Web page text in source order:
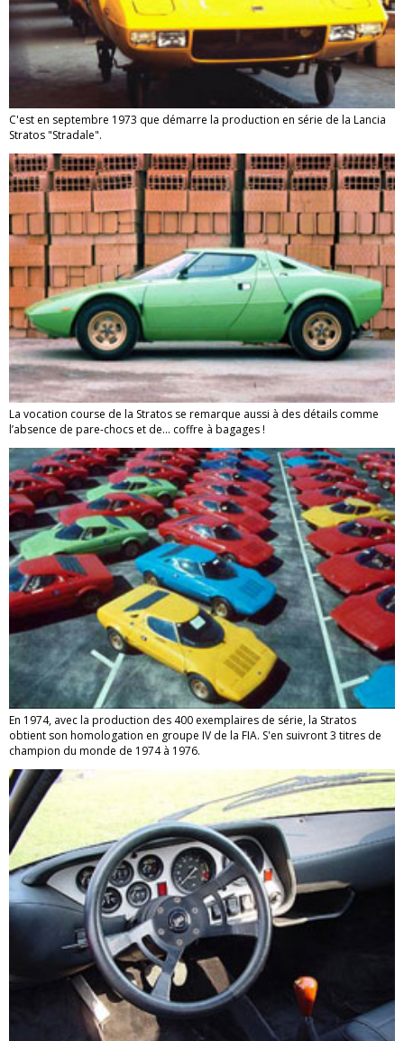
C'est en septembre 1973 que démarre la production en série de la Lancia
Stratos "Stradale".
La vocation course de la Stratos se remarque aussi à des détails comme
l’absence de pare-chocs et de... coffre à bagages !
En 1974, avec la production des 400 exemplaires de série, la Stratos
obtient son homologation en groupe IV de la FIA. S'en suivront 3 titres de
champion du monde de 1974 à 1976.